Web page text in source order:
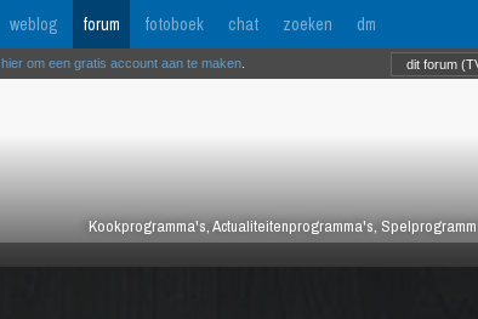
weblog forum fotoboek chat zoeken dm
Kookprogramma's, Actualiteitenprogramma's,
hier om een gratis account aan te maken